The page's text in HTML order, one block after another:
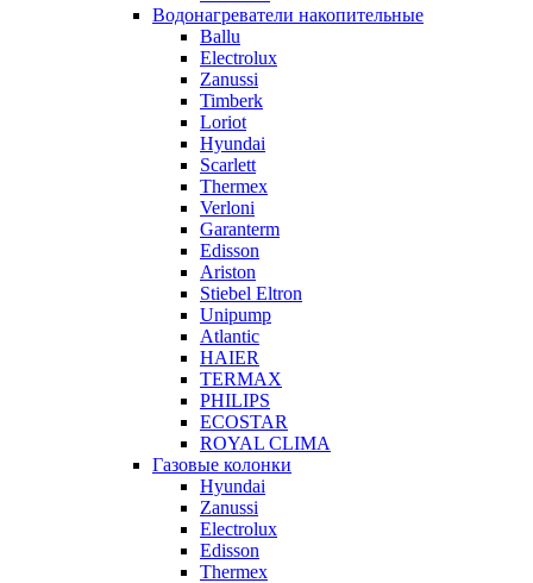
Водонагреватели накопительные
Ballu
Electrolux
Zanussi
Timberk
Loriot
Hyundai
Scarlett
Thermex
Verloni
Garanterm
Edisson
Ariston
Stiebel Eltron
Unipump
Atlantic
HAIER
TERMAX
PHILIPS
ECOSTAR
ROYAL CLIMA
Газовые колонки
Hyundai
Zanussi
Electrolux
Edisson
Thermex